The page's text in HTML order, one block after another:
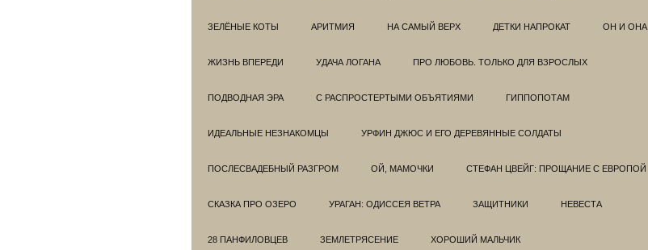
ЗЕЛЁНЫЕ КОТЫ АРИТМИЯ НА САМЫЙ ВЕРХ ДЕТКИ НАПРОКАТ ОН И ОНА
ЖИЗНЬ ВПЕРЕДИ УДАЧА ЛОГАНА ПРО ЛЮБОВЬ. ТОЛЬКО ДЛЯ ВЗРОСЛЫХ
ПОДВОДНАЯ ЭРА С РАСПРОСТЕРТЫМИ ОБЪЯТИЯМИ ГИППОПОТАМ
ИДЕАЛЬНЫЕ НЕЗНАКОМЦЫ УРФИН ДЖЮС И ЕГО ДЕРЕВЯННЫЕ СОЛДАТЫ
ПОСЛЕСВАДЕБНЫЙ РАЗГРОМ ОЙ, МАМОЧКИ СТЕФАН ЦВЕЙГ: ПРОЩАНИЕ С ЕВРОПОЙ
СКАЗКА ПРО ОЗЕРО УРАГАН: ОДИССЕЯ ВЕТРА ЗАЩИТНИКИ НЕВЕСТА
28 ПАНФИЛОВЦЕВ ЗЕМЛЕТРЯСЕНИЕ ХОРОШИЙ МАЛЬЧИК